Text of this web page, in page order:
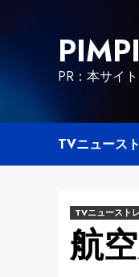
PR：本サイ
TVニュース
TVニュースト
航